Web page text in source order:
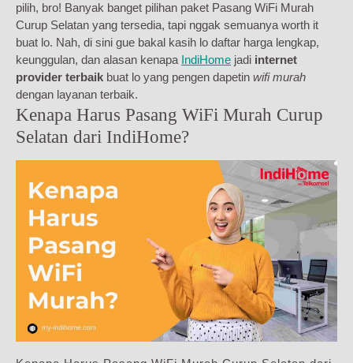
pilih, bro! Banyak banget pilihan paket Pasang WiFi Murah
Curup Selatan yang tersedia, tapi nggak semuanya worth it
buat lo. Nah, di sini gue bakal kasih lo daftar harga lengkap,
keunggulan, dan alasan kenapa IndiHome jadi internet
provider terbaik buat lo yang pengen dapetin wifi murah
dengan layanan terbaik.
Kenapa Harus Pasang WiFi Murah Curup
Selatan dari IndiHome?